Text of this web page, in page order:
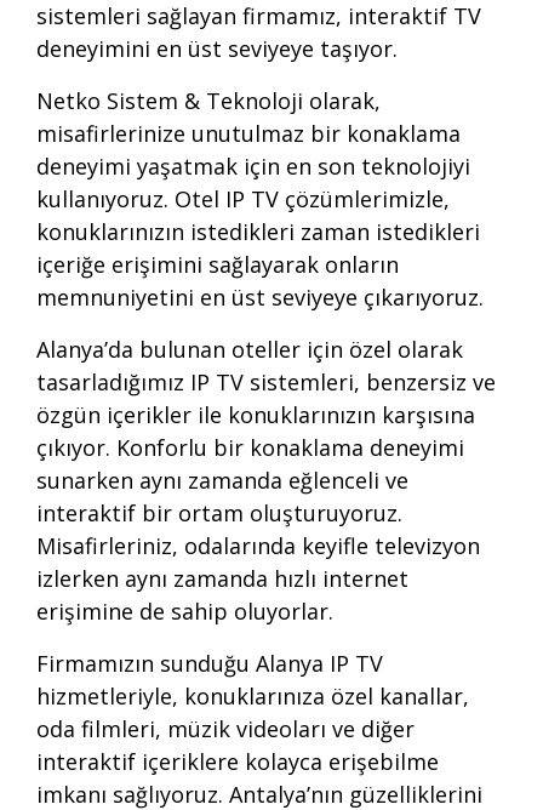
sistemleri sağlayan firmamız, interaktif TV
deneyimini en üst seviyeye taşıyor.
Netko Sistem & Teknoloji olarak,
misafirlerinize unutulmaz bir konaklama
deneyimi yaşatmak için en son teknolojiyi
kullanıyoruz. Otel IP TV çözümlerimizle,
konuklarınızın istedikleri zaman istedikleri
içeriğe erişimini sağlayarak onların
memnuniyetini en üst seviyeye çıkarıyoruz.
Alanya’da bulunan oteller için özel olarak
tasarladığımız IP TV sistemleri, benzersiz ve
özgün içerikler ile konuklarınızın karşısına
çıkıyor. Konforlu bir konaklama deneyimi
sunarken aynı zamanda eğlenceli ve
interaktif bir ortam oluşturuyoruz.
Misafirleriniz, odalarında keyifle televizyon
izlerken aynı zamanda hızlı internet
erişimine de sahip oluyorlar.
Firmamızın sunduğu Alanya IP TV
hizmetleriyle, konuklarınıza özel kanallar,
oda filmleri, müzik videoları ve diğer
interaktif içeriklere kolayca erişebilme
imkanı sağlıyoruz. Antalya’nın güzelliklerini